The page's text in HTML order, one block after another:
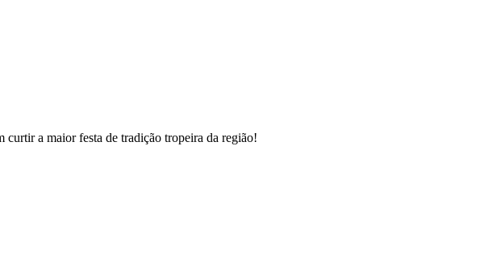
curtir a maior festa de tradição tropeira da região!